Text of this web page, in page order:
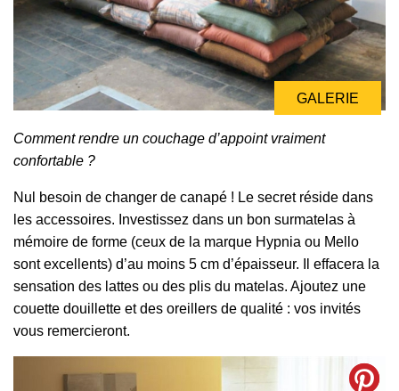
GALERIE
Comment rendre un couchage d’appoint vraiment
confortable ?
Nul besoin de changer de canapé ! Le secret réside dans
les accessoires. Investissez dans un bon surmatelas à
mémoire de forme (ceux de la marque Hypnia ou Mello
sont excellents) d’au moins 5 cm d’épaisseur. Il effacera la
sensation des lattes ou des plis du matelas. Ajoutez une
couette douillette et des oreillers de qualité : vos invités
vous remercieront.